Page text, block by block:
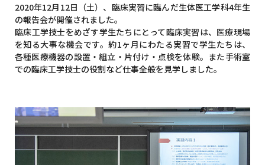
2020年12月12日（土）、臨床実習に臨んだ生体医工学科4年生
の報告会が開催されました。
臨床工学技士をめざす学生たちにとって臨床実習は、医療現場
を知る大事な機会です。約1ヶ月にわたる実習で学生たちは、
各種医療機器の設置・組立・片付け・点検を体験。また手術室
での臨床工学技士の役割など仕事全般を見学しました。